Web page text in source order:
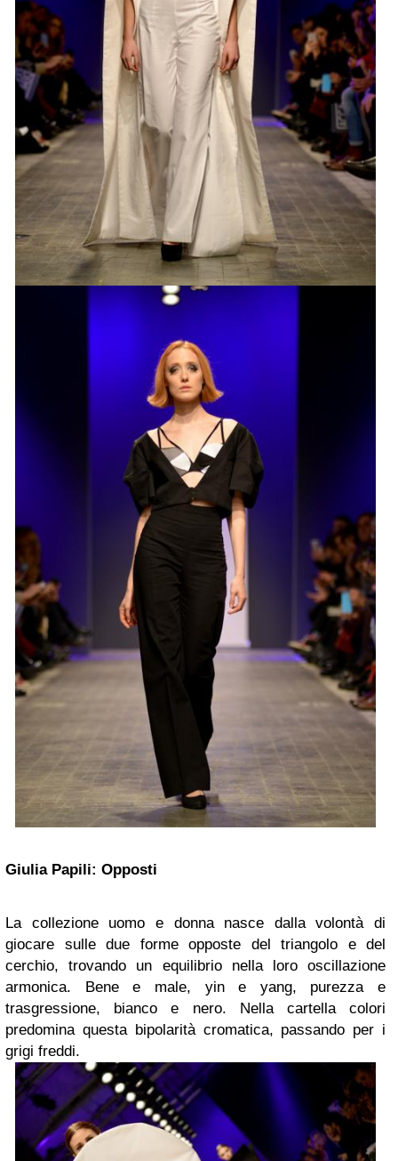
Giulia Papili: Opposti
La collezione uomo e donna nasce dalla volontà di
giocare sulle due forme opposte del triangolo e del
cerchio, trovando un equilibrio nella loro oscillazione
armonica. Bene e male, yin e yang, purezza e
trasgressione, bianco e nero. Nella cartella colori
predomina questa bipolarità cromatica, passando per i
grigi freddi.